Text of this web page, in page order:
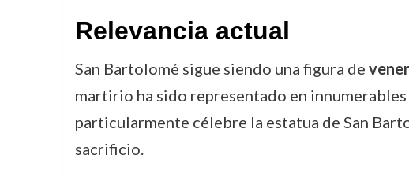
Relevancia actual
San Bartolomé sigue siendo una figura de
martirio ha sido representado en
particularmente célebre la estatua de San
sacrificio.